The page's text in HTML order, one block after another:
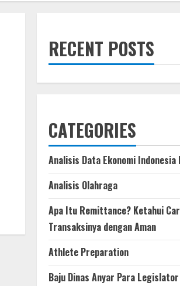
RECENT POSTS
CATEGORIES
Analisis Data Ekonomi
Analisis Olahraga
Apa Itu Remittance? Ketahui
Transaksinya dengan Aman
Athlete Preparation
Baju Dinas Anyar Para